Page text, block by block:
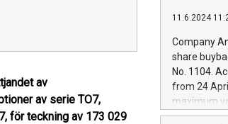
av
av serie TO7,
för teckning av 173 029
Iveco
increasing
financed
be made by
(EXM: IVG)
11.6.2024
Company
share
No. 1104.
from 24
maximum
shares,